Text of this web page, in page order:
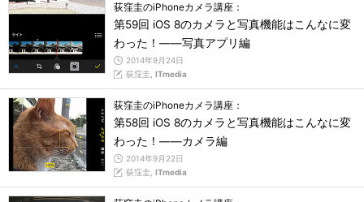
荻窪圭のiPhoneカメラ講座：
第59回 iOS 8のカメラと写真機能はこんなに変
わった！――写真アプリ編
2014年9月24日
荻窪圭, ITmedia
荻窪圭のiPhoneカメラ講座：
第58回 iOS 8のカメラと写真機能はこんなに変
わった！――カメラ編
2014年9月22日
荻窪圭, ITmedia